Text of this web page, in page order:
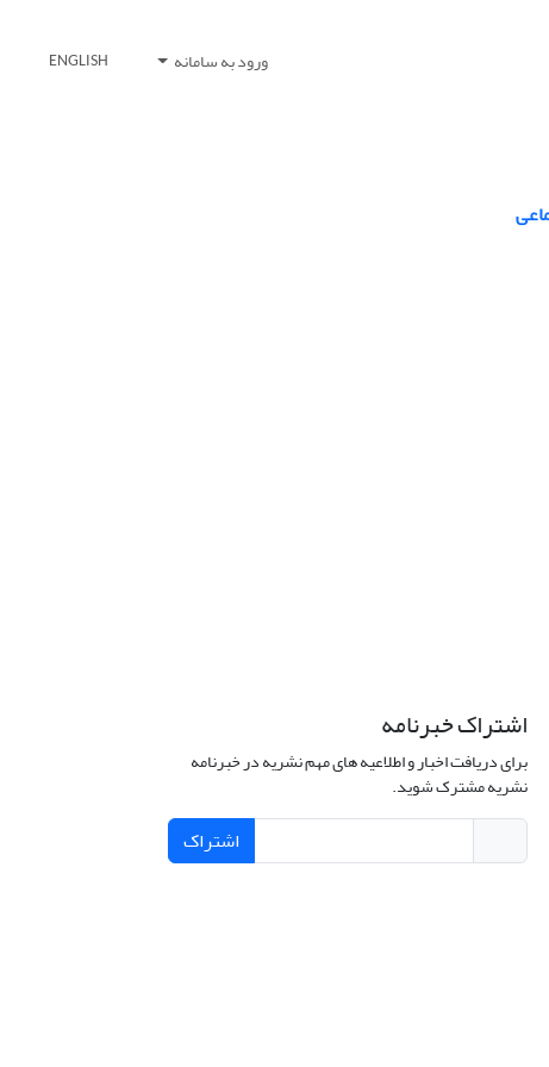
ورود به سامانه ENGLISH
اشتراک خبرنامه
برای دریافت اخبار و اطلاعیه های مهم نشریه در خبرنامه
نشریه مشترک شوید.
اشتراک